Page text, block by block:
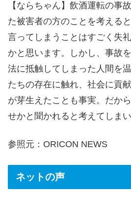
【ならちゃん】飲酒運転の事
た被害者の方のことを考える
言ってしまうことはすごく失
かと思います。しかし、事故
法に抵触してしまった人間を
たちの存在に触れ、社会に貢
が芽生えたことも事実。だか
せかと聞かれると考えてしまい
参照元：ORICON NEWS
ネットの声